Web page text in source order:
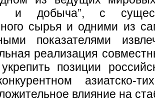
и добыча”, с
сырья и одними из
показателями
реализация
позиции
азиатско-
влияние на